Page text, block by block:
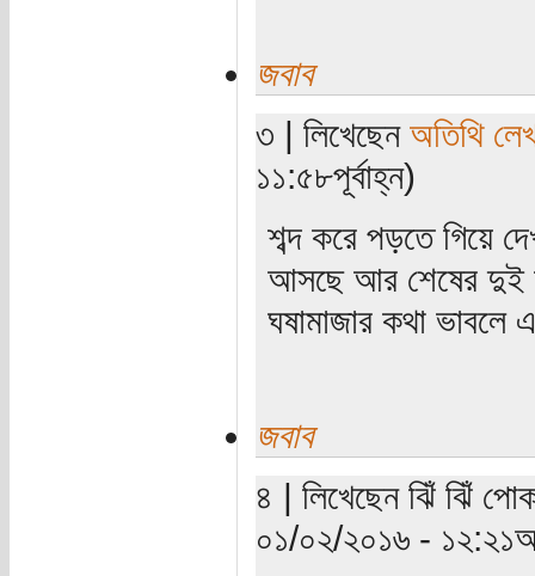
জবাব
৩ | লিখেছেন অতিথি
১১:৫৮পূর্বাহ্ন)
শব্দ করে পড়তে গিয়ে
আসছে আর শেষের দুই
ঘষামাজার কথা ভাবলে
জবাব
৪ | লিখেছেন ঝিঁ ঝিঁ
০১/০২/২০১৬ -